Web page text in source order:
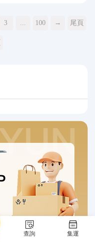
查詢 集運
3 ... 100 → 尾頁